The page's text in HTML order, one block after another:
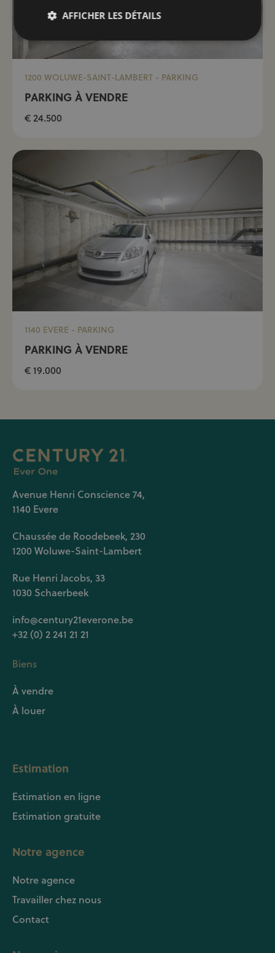
1200 WOLUWE-SAINT-LAMBERT - PARKING
PARKING À VENDRE
€ 24.500
1140 EVERE - PARKING
PARKING À VENDRE
€ 19.000
Avenue Henri Conscience 74,
1140 Evere
Chaussée de Roodebeek, 230
1200 Woluwe-Saint-Lambert
Rue Henri Jacobs, 33
1030 Schaerbeek
info@century21everone.be
+32 (0) 2 241 21 21
Biens
À vendre
À louer
Estimation
Estimation en ligne
Estimation gratuite
Notre agence
Notre agence
Travailler chez nous
Contact
AFFICHER LES DÉTAILS